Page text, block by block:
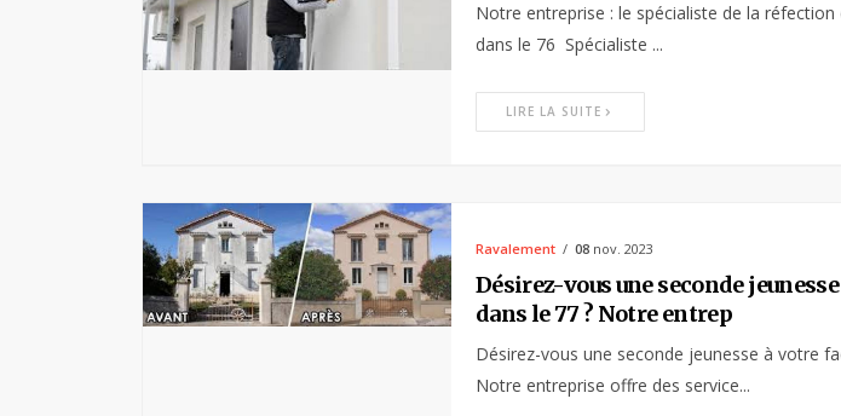
Notre entreprise : le spécialiste de la
dans le 76 Spécialiste ...
LIRE LA SUITE
Ravalement 08nov. 2023
Désirez-vous une seconde
dans le 77 ? Notre entrep
Désirez-vous une seconde jeunesse à votre
Notre entreprise offre des service...